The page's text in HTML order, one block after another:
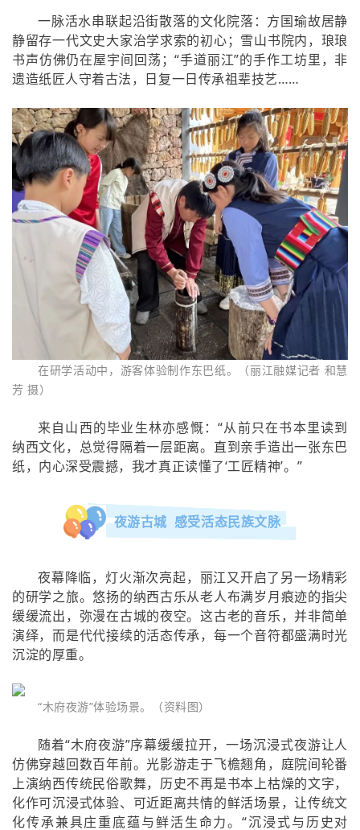
一脉活水串联起沿街散落的文化院落：方国瑜故居静
静留存一代文史大家治学求索的初心；雪山书院内，琅琅
书声仿佛仍在屋宇间回荡；“手道丽江”的手作工坊里，非
遗造纸匠人守着古法，日复一日传承祖辈技艺……
在研学活动中，游客体验制作东巴纸。（丽江融媒记者 和慧
芳 摄）
来自山西的毕业生林亦感慨：“从前只在书本里读到
纳西文化，总觉得隔着一层距离。直到亲手造出一张东巴
纸，内心深受震撼，我才真正读懂了‘工匠精神’。”
夜游古城 感受活态民族文脉
夜幕降临，灯火渐次亮起，丽江又开启了另一场精彩
的研学之旅。悠扬的纳西古乐从老人布满岁月痕迹的指尖
缓缓流出，弥漫在古城的夜空。这古老的音乐，并非简单
演绎，而是代代接续的活态传承，每一个音符都盛满时光
沉淀的厚重。
“木府夜游”体验场景。（资料图）
随着“木府夜游”序幕缓缓拉开，一场沉浸式夜游让人
仿佛穿越回数百年前。光影游走于飞檐翘角，庭院间轮番
上演纳西传统民俗歌舞，历史不再是书本上枯燥的文字，
化作可沉浸式体验、可近距离共情的鲜活场景，让传统文
化传承兼具庄重底蕴与鲜活生命力。“沉浸式与历史对